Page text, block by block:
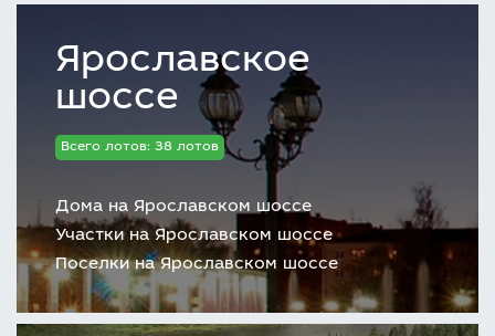
Ярославское
шоссе
Всего лотов: 38 лотов
Дома на Ярославском шоссе
Участки на Ярославском шоссе
Поселки на Ярославском шоссе